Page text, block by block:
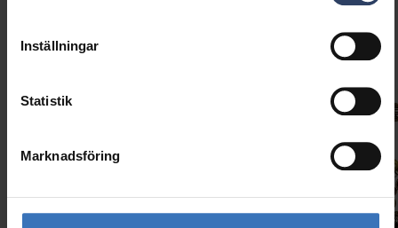
Inställningar
Statistik
Marknadsföring